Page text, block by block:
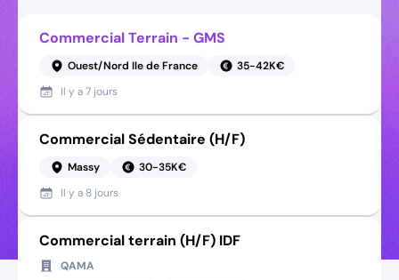
Commercial Terrain - GMS
Ouest/Nord Ile de France
35-42K€
Il y a7 jours
Commercial Sédentaire (H/F)
Massy
30-35K€
Il y a 8 jours
Commercial terrain (H/F) IDF
QAMA